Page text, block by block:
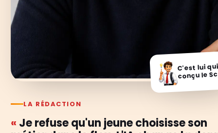
C'est lui
conçu le
LA RÉDACTION
« Je refuse qu'un jeune choisisse son